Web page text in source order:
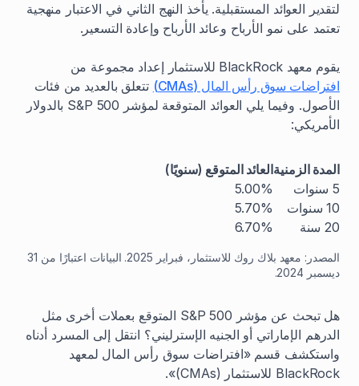
لتقدير العوائد المستقبلية. يأخذ النهج الثاني في الاعتبار منهجية
تعتمد على نمو الأرباح وعائد الأرباح وإعادة التسعير.
يقوم معهد BlackRock للاستثمار إعداد مجموعة من
افتراضات سوق رأس المال (CMAs)
تتعلق بالعديد من فئات
الأصول. وفيما يلي العوائد المتوقعة لمؤشر S&P 500 بالدولار
الأمريكي:
المدة الزمنيةالعائد المتوقع (سنويًا)
5 سنوات
5.00%
10 سنوات
5.70%
20 سنة
6.70%
المصدر: معهد بلاك روك للاستثمار، فبراير 2025. البيانات اعتبارًا من 31
ديسمبر 2024.
هل تبحث عن مؤشر S&P 500 المتوقع بعملات أخرى مثل
الدرهم الإماراتي أو الجنيه الإسترليني؟ انتقل إلى المسرد أدناه
واستكشف قسم «افتراضات سوق رأس المال لمعهد
BlackRock للاستثمار (CMAs)».